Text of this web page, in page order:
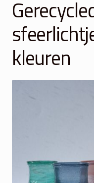
Winkelmand
Over Ons
Veelgestelde vragen
kleuren